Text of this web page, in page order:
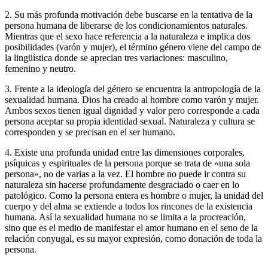
2. Su más profunda motivación debe buscarse en la tentativa de la
persona humana de liberarse de los condicionamientos naturales.
Mientras que el sexo hace referencia a la naturaleza e implica dos
posibilidades (varón y mujer), el término género viene del campo de
la lingüística donde se aprecian tres variaciones: masculino,
femenino y neutro.
3. Frente a la ideología del género se encuentra la antropología de la
sexualidad humana. Dios ha creado al hombre como varón y mujer.
Ambos sexos tienen igual dignidad y valor pero corresponde a cada
persona aceptar su propia identidad sexual. Naturaleza y cultura se
corresponden y se precisan en el ser humano.
4. Existe una profunda unidad entre las dimensiones corporales,
psíquicas y espirituales de la persona porque se trata de «una sola
persona», no de varias a la vez. El hombre no puede ir contra su
naturaleza sin hacerse profundamente desgraciado o caer en lo
patológico. Como la persona entera es hombre o mujer, la unidad del
cuerpo y del alma se extiende a todos los rincones de la existencia
humana. Así la sexualidad humana no se limita a la procreación,
sino que es el medio de manifestar el amor humano en el seno de la
relación conyugal, es su mayor expresión, como donación de toda la
persona.